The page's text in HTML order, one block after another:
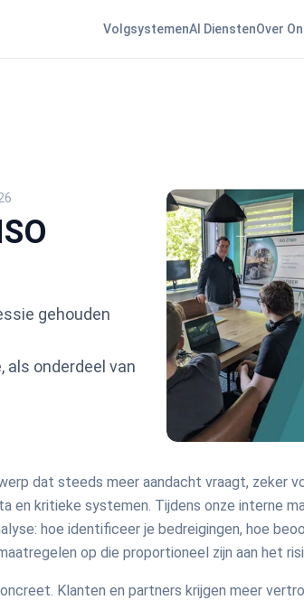
VolgsystemenAI DienstenOver
gehouden
onderdeel van
dat steeds meer aandacht vraagt, zeker
en kritieke systemen. Tijdens onze interne
hoe identificeer je bedreigingen, hoe
op die proportioneel zijn aan het
Klanten en partners krijgen meer